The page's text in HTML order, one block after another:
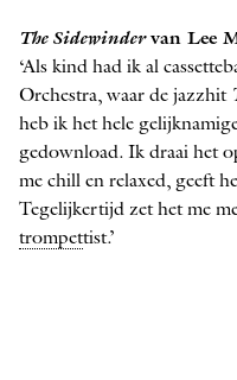
FOTO: EDUARDUS LEE
The Sidewindervan Lee
‘Als kind had ik al
Orchestra, waar de jazzhit
heb ik het hele
gedownload. Ik draai het
me chill en relaxed, geeft
Tegelijkertijd zet het me
trompettist.’